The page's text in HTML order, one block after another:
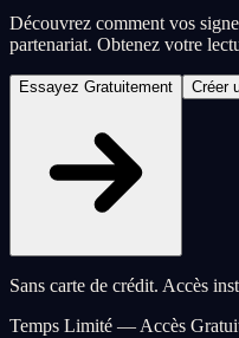
Découvrez comment vos
partenariat. Obtenez votre
Essayez Gratuitement Créer
Sans carte de crédit. Accès
Temps Limité — Accès